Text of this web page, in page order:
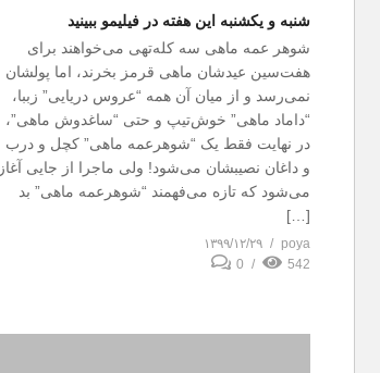
شنبه و یکشنبه این هفته در فیلیمو ببینید
شوهر عمه ماهی سه کله‌تهی می‌خواهند برای
هفت‌سین عیدشان ماهی قرمز بخرند، اما پولشان
نمی‌رسد و از میان آن همه “عروس‌ دریایی” زببا،
“داماد ماهی” خوش‌تیپ و حتی “ساغدوش ماهی”،
در نهایت فقط یک “شوهرعمه ماهی” کچل و درب
و داغان نصیبشان می‌شود! ولی ماجرا از جایی آغاز
می‌شود که تازه می‌فهمند “شوهرعمه ماهی” بد
[…]
poya
۱۳۹۹/۱۲/۲۹
542
0